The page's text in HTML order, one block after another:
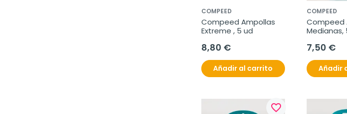
COMPEED
Compeed Ampollas
Extreme , 5 ud
8,80 €
Añadir al carrito
COMPEED
Compeed
Medianas,
7,50 €
Añadir
favorite_border